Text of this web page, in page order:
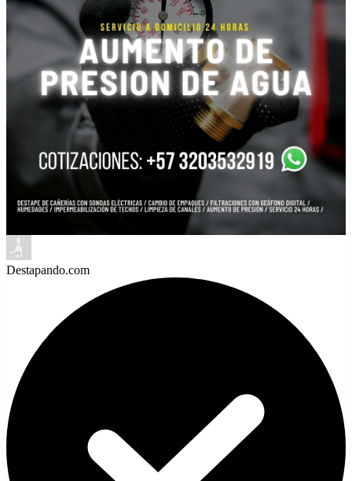
Destapando.com